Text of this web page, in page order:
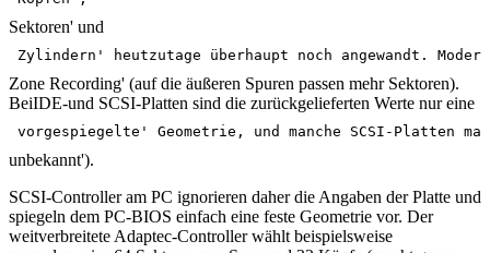
Sektoren' und
Zylindern' heutzutage überhaupt noch angewandt.
Zone Recording' (auf die äußeren Spuren passen mehr Sektoren).
BeiIDE-und SCSI-Platten sind die zurückgelieferten Werte nur eine
vorgespiegelte' Geometrie, und manche SCSI-
unbekannt').
SCSI-Controller am PC ignorieren daher die Angaben der Platte und
spiegeln dem PC-BIOS einfach eine feste Geometrie vor. Der
weitverbreitete Adaptec-Controller wählt beispielsweise